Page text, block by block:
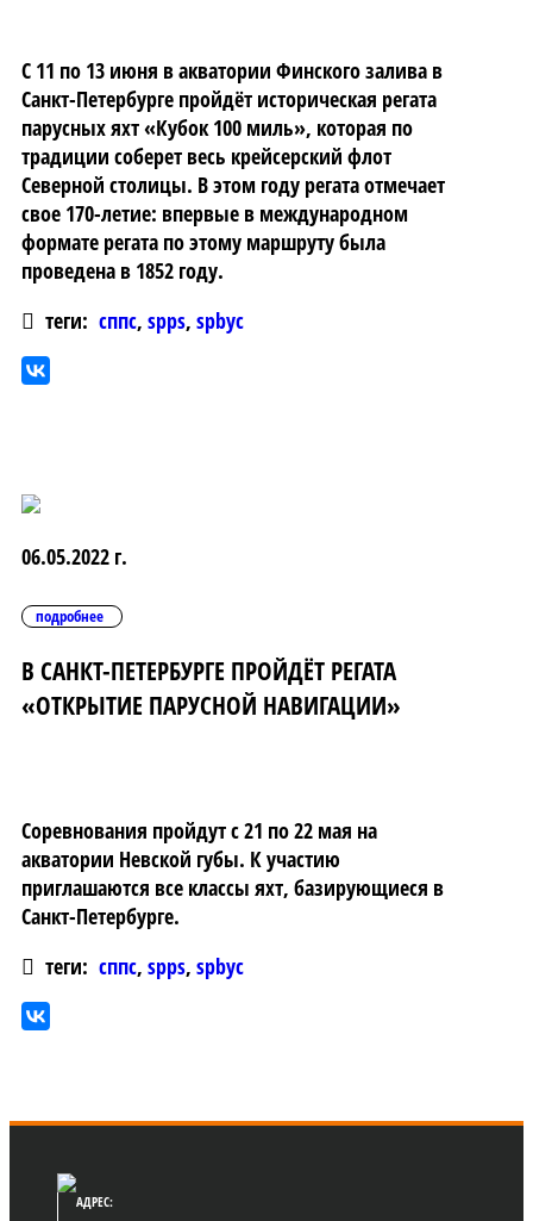
С 11 по 13 июня в акватории Финского залива в
Санкт-Петербурге пройдёт историческая регата
парусных яхт «Кубок 100 миль», которая по
традиции соберет весь крейсерский флот
Северной столицы. В этом году регата отмечает
свое 170-летие: впервые в международном
формате регата по этому маршруту была
проведена в 1852 году.
теги: сппс, spps, spbyc
06.05.2022 г.
подробнее
В САНКТ-ПЕТЕРБУРГЕ ПРОЙДЁТ РЕГАТА
«ОТКРЫТИЕ ПАРУСНОЙ НАВИГАЦИИ»
Соревнования пройдут с 21 по 22 мая на
акватории Невской губы. К участию
приглашаются все классы яхт, базирующиеся в
Санкт-Петербурге.
теги: сппс, spps, spbyc
АДРЕС: